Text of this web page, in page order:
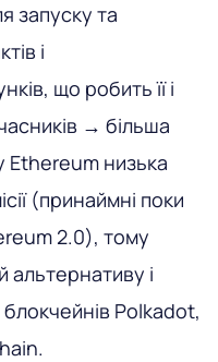
запуску та
і
що робить її і
→ більша
Ethereum низька
(принаймні поки
2.0), тому
альтернативу і
Polkadot,